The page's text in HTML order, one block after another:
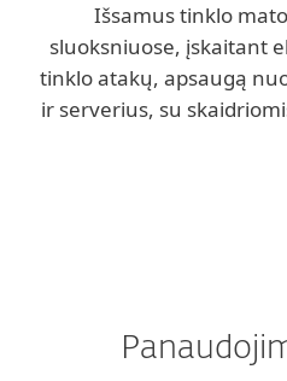
Išsamus tinklo
sluoksniuose, įskaitant
tinklo atakų, apsaugą
ir serverius, su